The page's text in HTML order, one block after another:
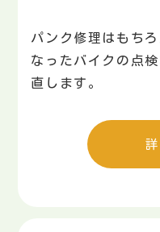
パンク修理はもち
なったバイクの点
直します。